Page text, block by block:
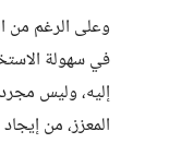
وعلى الرغم من
في سهولة
إليه، وليس
المعزز، من